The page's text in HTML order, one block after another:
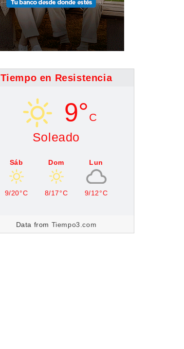
Tiempo en Resistencia
9° C
Soleado
Sáb
9/20°C
Dom
8/17°C
Lun
9/12°C
Data from Tiempo3.com